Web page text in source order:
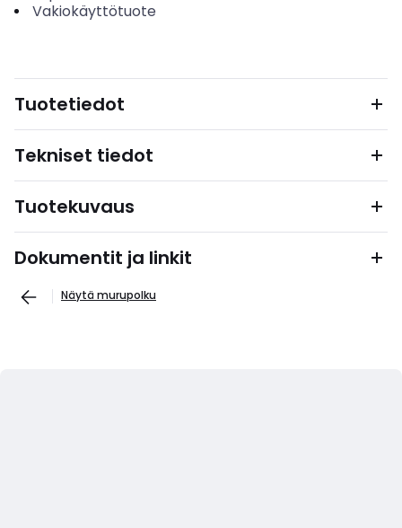
Vakiokäyttötuote
Tuotetiedot
Tekniset tiedot
Tuotekuvaus
Dokumentit ja linkit
Näytä murupolku